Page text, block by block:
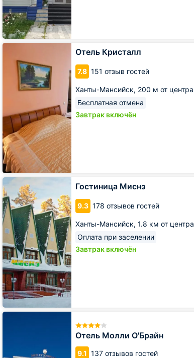
Отель Кристалл
7.8 151 отзыв гостей
Ханты-Мансийск, 200 м от центра
Бесплатная отмена
Завтрак включён
Отель
Гостиница Миснэ
9.3 178 отзывов гостей
Ханты-Мансийск, 1.8 км от центра
Оплата при заселении
Завтрак включён
Гостиница
Миснэ
Отель Молли О'Брайн
9.1 137 отзывов гостей
Отель